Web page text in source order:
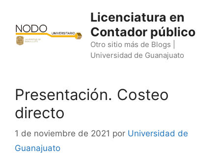
contenido
Licenciatura en
Contador público
Otro sitio más de Blogs |
Universidad de Guanajuato
Presentación. Costeo
directo
1 de noviembre de 2021 por Universidad de
Guanajuato